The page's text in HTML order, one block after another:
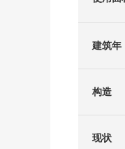
建筑年
构造
现状